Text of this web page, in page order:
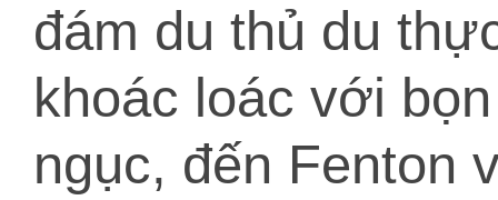
đám du thủ du
khoác loác với
ngục, đến Fenton